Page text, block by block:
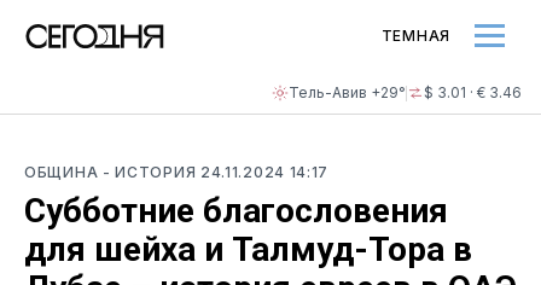
Тель-Авив +29° $ 3.01 · € 3.46
ТЕМНАЯ
ОБЩИНА - ИСТОРИЯ 24.11.2024 14:17
Субботние благословения
для шейха и Талмуд-Тора в